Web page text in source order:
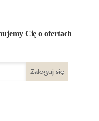
Cię o ofertach
Zaloguj się